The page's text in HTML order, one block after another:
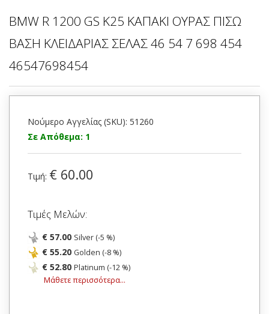
BMW R 1200 GS K25 ΚΑΠΑΚΙ ΟΥΡΑΣ ΠΙΣΩ
ΒΑΣΗ ΚΛΕΙΔΑΡΙΑΣ ΣΕΛΑΣ 46 54 7 698 454
46547698454
Νούμερο Αγγελίας (SKU): 51260
Σε Απόθεμα: 1
Τιμή: € 60.00
Τιμές Μελών:
€ 57.00 Silver (-5 %)
€ 55.20 Golden (-8 %)
€ 52.80 Platinum (-12 %)
Μάθετε περισσότερα...